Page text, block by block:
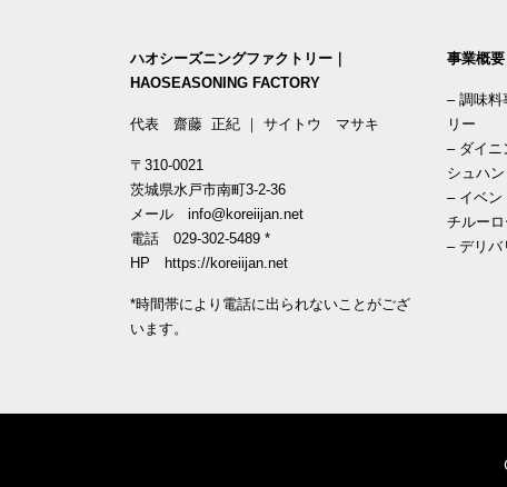
ハオシーズニングファクトリー｜
HAOSEASONING FACTORY
代表 齋藤 正紀 ｜ サイトウ マサキ
〒310-0021
茨城県水戸市南町3-2-36
メール info@koreiijan.net
電話 029-302-5489 *
HP
https://koreiijan.net
*時間帯により電話に出られないことがござ
います。
事業概
– 調味料
リー
– ダイ
シュハン
– イベン
チルーロ
– デリバ